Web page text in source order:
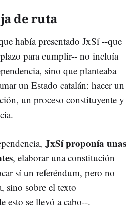
de ruta
había presentado JxSí --que
para cumplir-- no incluía
sino que planteaba
un Estado catalán: hacer un
un proceso constituyente y
JxSí proponía unas
, elaborar una constitución
sí un referéndum, pero no
sino sobre el texto
esto se llevó a cabo--.